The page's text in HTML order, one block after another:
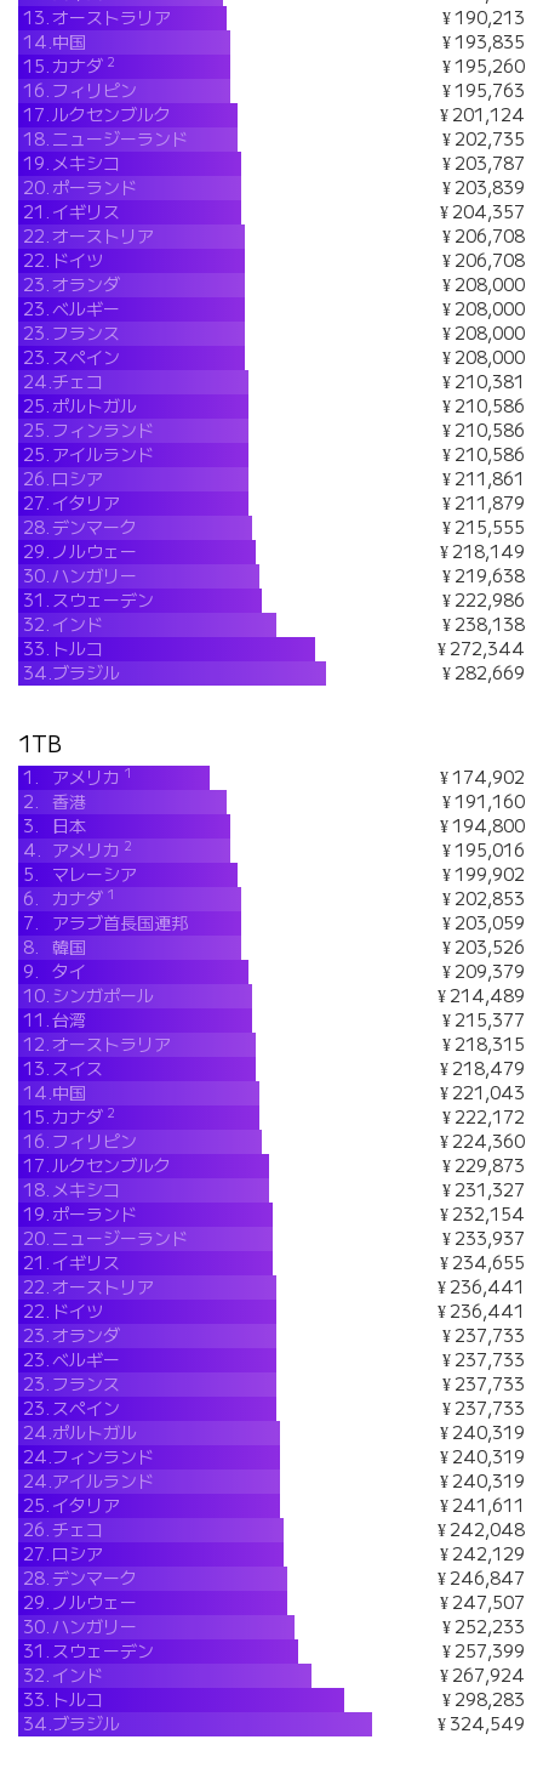
13.オーストラリア
¥ 190,213
14.中国
¥ 193,835
15.カナダ 2
¥ 195,260
16. フィリピン
¥ 195,763
17.ルクセンブルク
¥ 201,124
18. ニュージーランド
¥ 202,735
19. メキシコ
¥ 203,787
20. ポーランド
¥ 203,839
21. イギリス
¥ 204,357
22.オーストリア
¥ 206,708
22. ドイツ
¥ 206,708
23.オランダ
¥ 208,000
23.ベルギー
¥ 208,000
23. フランス
¥ 208,000
23. スペイン
¥ 208,000
24.チェコ
¥ 210,381
25. ポルトガル
¥ 210,586
25. フィンランド
¥ 210,586
25. アイルランド
¥ 210,586
26. ロシア
¥ 211,861
27. イタリア
¥ 211,879
28.デンマーク
¥ 215,555
29. ノルウェー
¥ 218,149
30. ハンガリー
¥ 219,638
31. スウェーデン
¥ 222,986
32. インド
¥ 238,138
33. トルコ
¥ 272,344
34.ブラジル ¥ 282,669
1TB
1. アメリカ 1
¥ 174,902
2.
香港
¥ 191,160
3.
日本
¥ 194,800
4.
アメリカ 2
¥ 195,016
5.
マレーシア
¥ 199,902
6.
カナダ 1
¥ 202,853
7.
アラブ首長国連邦
¥ 203,059
8.
韓国
¥ 203,526
9.
タイ
¥ 209,379
10. シンガポール
¥ 214,489
11.台湾
¥ 215,377
12.オーストラリア
¥ 218,315
13. スイス
¥ 218,479
14.中国
¥ 221,043
15.カナダ 2
¥ 222,172
16. フィリピン
¥ 224,360
17.ルクセンブルク
¥ 229,873
18. メキシコ
¥ 231,327
19. ポーランド
¥ 232,154
20. ニュージーランド
¥ 233,937
21. イギリス
¥ 234,655
22.オーストリア
¥ 236,441
22. ドイツ
¥ 236,441
23.オランダ
¥ 237,733
23.ベルギー
¥ 237,733
23. フランス
¥ 237,733
23. スペイン
¥ 237,733
24.ポルトガル
¥ 240,319
24.フィンランド
¥ 240,319
24.アイルランド
¥ 240,319
25. イタリア
¥ 241,611
26.チェコ
¥ 242,048
27. ロシア
¥ 242,129
28.デンマーク
¥ 246,847
29. ノルウェー
¥ 247,507
30. ハンガリー
¥ 252,233
31. スウェーデン
¥ 257,399
32. インド
¥ 267,924
33. トルコ
¥ 298,283
34.ブラジル ¥ 324,549